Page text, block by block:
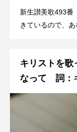
新生讃美歌493番
きているので、
州アンダーソン
キリストを歌
なって 詞：